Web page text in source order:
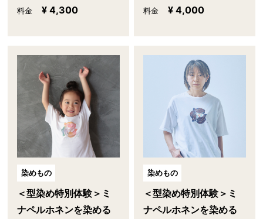
料金
¥ 4,300
料金
¥ 4,000
染めもの
＜型染め特別体験＞ミ
ナペルホネンを染める
染めもの
＜型染め特別体験＞ミ
ナペルホネンを染める